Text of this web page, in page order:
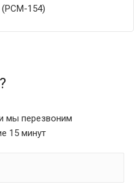
(РСМ-154)
мы перезвоним
15 минут